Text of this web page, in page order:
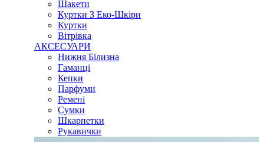
Шакети
Куртки З Еко-Шкіри
Куртки
Вітрівка
АКСЕСУАРИ
Нижня Білизна
Гаманці
Кепки
Парфуми
Ремені
Сумки
Шкарпетки
Рукавички